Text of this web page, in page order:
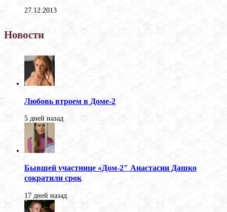
27.12.2013
Новости
Любовь втроем в Доме-2
5 дней назад
Бывшей участнице «Дом-2″ Анастасии Дашко
сократили срок
17 дней назад